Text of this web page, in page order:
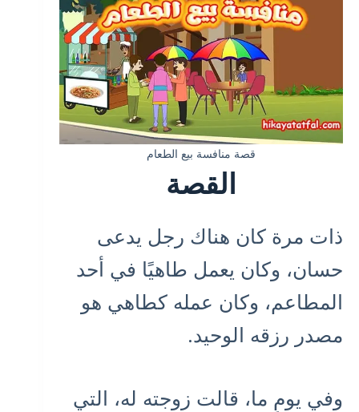
قصة منافسة بيع الطعام
القصة
ذات مرة كان هناك رجل يدعى
حسان، وكان يعمل طاهيًا في أحد
المطاعم، وكان عمله كطاهي هو
مصدر رزقه الوحيد.
وفي يومٍ ما، قالت زوجته له، التي